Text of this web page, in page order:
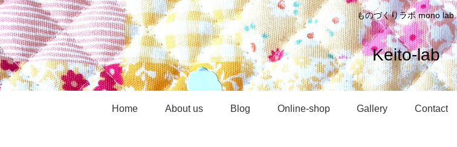
ものづくりラボ mono lab.
Keito-lab
Home About us Blog Online-shop Gallery Contact